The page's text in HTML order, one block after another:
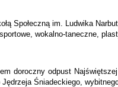
Społeczną im. Ludwika
wokalno-taneczne,
doroczny odpust
Śniadeckiego,